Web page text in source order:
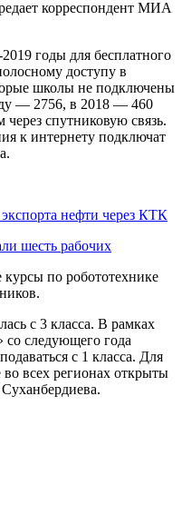
корреспондент МИА
годы для бесплатного
доступу в
школы не подключены
— 2756, в 2018 — 460
спутниковую связь.
к интернету подключат
нефти через КТК
шесть рабочих
по робототехнике
с 3 класса. В рамках
следующего года
с 1 класса. Для
всех регионах открыты